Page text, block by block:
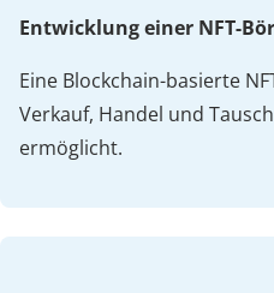
Entwicklung einer NFT-
Eine Blockchain-basierte
Verkauf, Handel und
ermöglicht.